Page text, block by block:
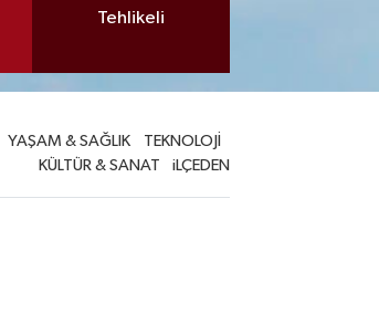
Tehlikeli
YAŞAM & SAĞLIK
TEKNOLOJİ
KÜLTÜR & SANAT
iLÇEDEN